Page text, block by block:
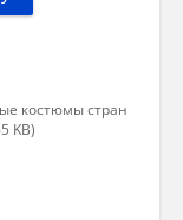
костюмы стран
KB)